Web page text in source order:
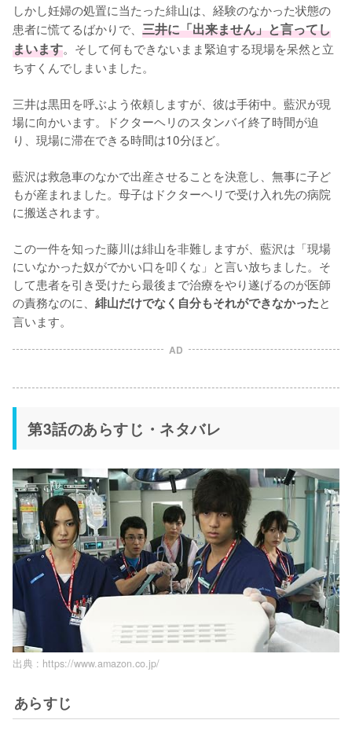
しかし妊婦の処置に当たった緋山は、経験のなかった状態の
患者に慌てるばかりで、 三井に「出来ません」と言ってし
まいます。そして何もできないまま緊迫する現場を呆然と立
ちすくんでしまいました。
三井は黒田を呼ぶよう依頼しますが、彼は手術中。藍沢が現
場に向かいます。ドクターヘリのスタンバイ終了時間が迫
り、現場に滞在できる時間は10分ほど。
藍沢は救急車のなかで出産させることを決意し、無事に子ど
もが産まれました。母子はドクターヘリで受け入れ先の病院
に搬送されます。
この一件を知った藤川は緋山を非難しますが、藍沢は「現場
にいなかった奴がでかい口を叩くな」と言い放ちました。そ
して患者を引き受けたら最後まで治療をやり遂げるのが医師
の責務なのに、 緋山だけでなく自分もそれができなかったと
言います。
AD
第3話のあらすじ・ネタバレ
出典 : https://www.amazon.co.jp/
あらすじ